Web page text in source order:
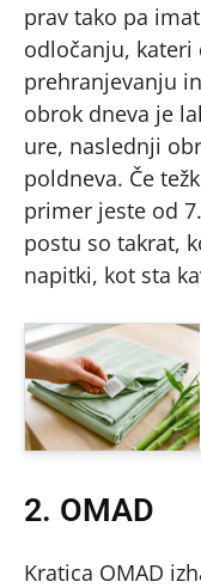
prav tako pa
odločanju, kateri
prehranjevanju
obrok dneva je
ure, naslednji
poldneva. Če
primer jeste od
postu so takrat,
napitki, kot sta
2. OMAD
Kratica OMAD